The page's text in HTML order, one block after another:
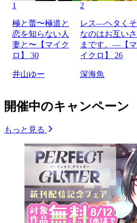
1
極と蕾〜極道と
恋を知らない人
妻と〜【マイク
ロ】 30
井山ゆー
2
レス―ヘタくそ
なのはお互いさ
まです。―【マ
イクロ】 26
深海魚
開催中のキャンペーン
もっと見る